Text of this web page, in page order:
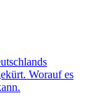
Worauf es